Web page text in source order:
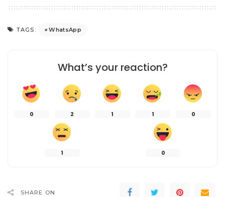
TAGS: WhatsApp
What’s your reaction?
0 2 1 1 0
1 0
SHARE ON